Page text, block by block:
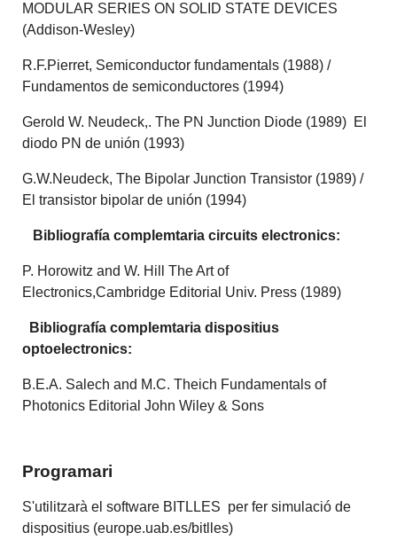
MODULAR SERIES ON SOLID STATE DEVICES
(Addison-Wesley)
R.F.Pierret, Semiconductor fundamentals (1988) /
Fundamentos de semiconductores (1994)
Gerold W. Neudeck,. The PN Junction Diode (1989) El
diodo PN de unión (1993)
G.W.Neudeck, The Bipolar Junction Transistor (1989) /
El transistor bipolar de unión (1994)
Bibliografía complemtaria circuits electronics:
P. Horowitz and W. Hill The Art of
Electronics,Cambridge Editorial Univ. Press (1989)
Bibliografía complemtaria dispositius
optoelectronics:
B.E.A. Salech and M.C. Theich Fundamentals of
Photonics Editorial John Wiley & Sons
Programari
S'utilitzarà el software BITLLES per fer simulació de
dispositius (europe.uab.es/bitlles)